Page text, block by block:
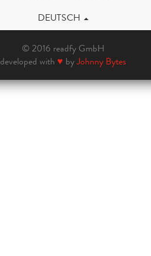
DEUTSCH
© 2016 readfy GmbH
developed with ♥ byJohnny Bytes